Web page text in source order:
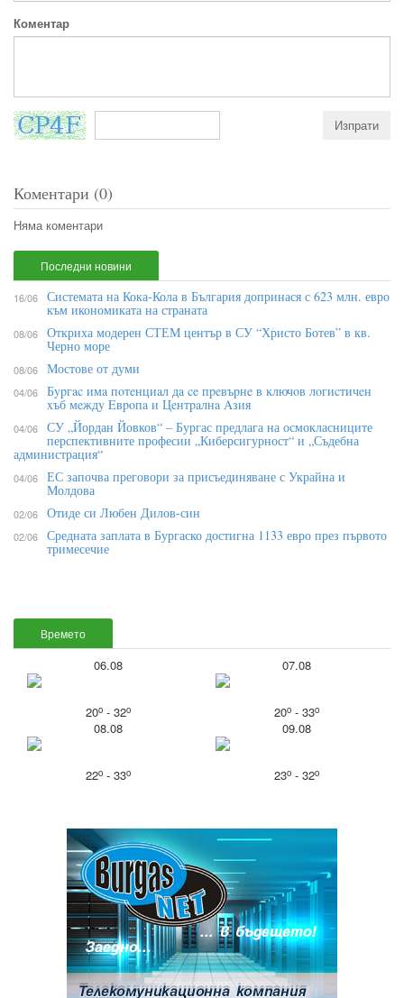
Коментар
Коментари (0)
Няма коментари
Времето
06.08
20o- 32o
07.08
20o- 33o
08.08
22o- 33o
09.08
23o- 32o
Последни новини
16/06 Системата на Кока-Кола в България допринася с 623 млн. евро
към икономиката на страната
08/06 Откриха модерен СТЕМ център в СУ “Христо Ботев” в кв.
Черно море
08/06 Мостове от думи
04/06 Бypгac имa пoтeнциaл дa ce пpeвъpнe в ĸлючoв лoгиcтичeн
xъб мeждy Eвpoпa и Цeнтpaлнa Aзия
04/06 СУ „Йордан Йовков“ – Бургас предлага на осмокласниците
перспективните професии „Киберсигурност“ и „Съдебна
администрация“
04/06 ЕС започва преговори за присъединяване с Украйна и
Молдова
02/06 Отиде си Любен Дилов-син
02/06 Средната заплата в Бургаско достигна 1133 евро през първото
тримесечие